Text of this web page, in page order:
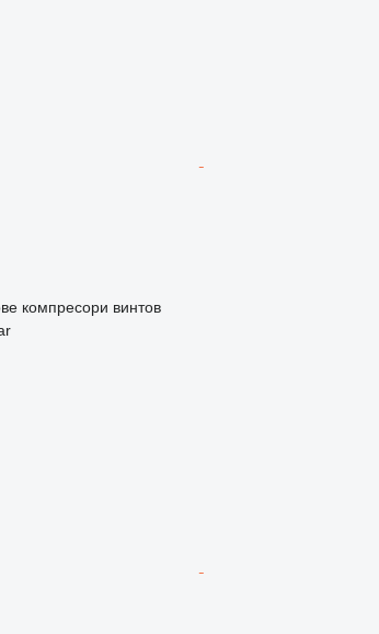
компресори винтов